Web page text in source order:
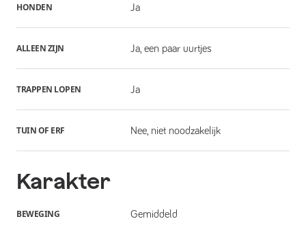
HONDEN Ja
ALLEEN ZIJN Ja, een paar uurtjes
TRAPPEN LOPEN Ja
TUIN OF ERF Nee, niet noodzakelijk
Karakter
BEWEGING Gemiddeld